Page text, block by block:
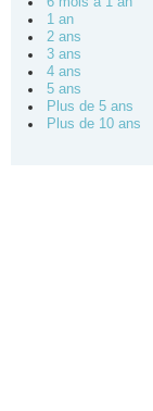
1 an
2 ans
3 ans
4 ans
5 ans
Plus de 5 ans
Plus de 10 ans